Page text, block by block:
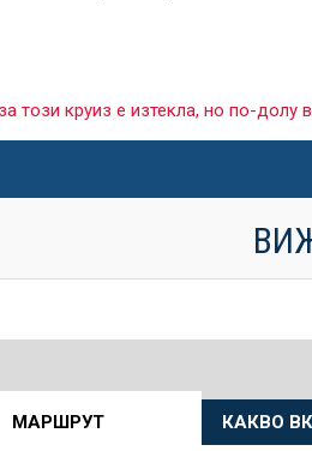
този круиз е изтекла, но по-
МАРШРУТ КАКВО